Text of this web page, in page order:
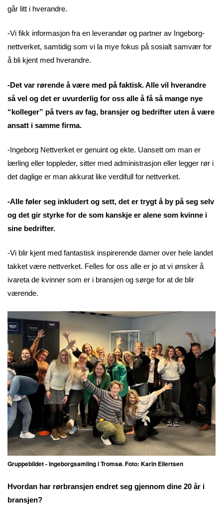
går litt i hverandre.
-Vi fikk informasjon fra en leverandør og partner av Ingeborg-
nettverket, samtidig som vi la mye fokus på sosialt samvær for
å bli kjent med hverandre.
-Det var rørende å være med på faktisk. Alle vil hverandre
så vel og det er uvurderlig for oss alle å få så mange nye
“kolleger” på tvers av fag, bransjer og bedrifter uten å være
ansatt i samme firma.
-Ingeborg Nettverket er genuint og ekte. Uansett om man er
lærling eller toppleder, sitter med administrasjon eller legger rør i
det daglige er man akkurat like verdifull for nettverket.
-Alle føler seg inkludert og sett, det er trygt å by på seg selv
og det gir styrke for de som kanskje er alene som kvinne i
sine bedrifter.
-Vi blir kjent med fantastisk inspirerende damer over hele landet
takket være nettverket. Felles for oss alle er jo at vi ønsker å
ivareta de kvinner som er i bransjen og sørge for at de blir
værende.
Gruppebildet - Ingeborgsamling i Tromsø. Foto: Karin Eilertsen
Hvordan har rørbransjen endret seg gjennom dine 20 år i
bransjen?